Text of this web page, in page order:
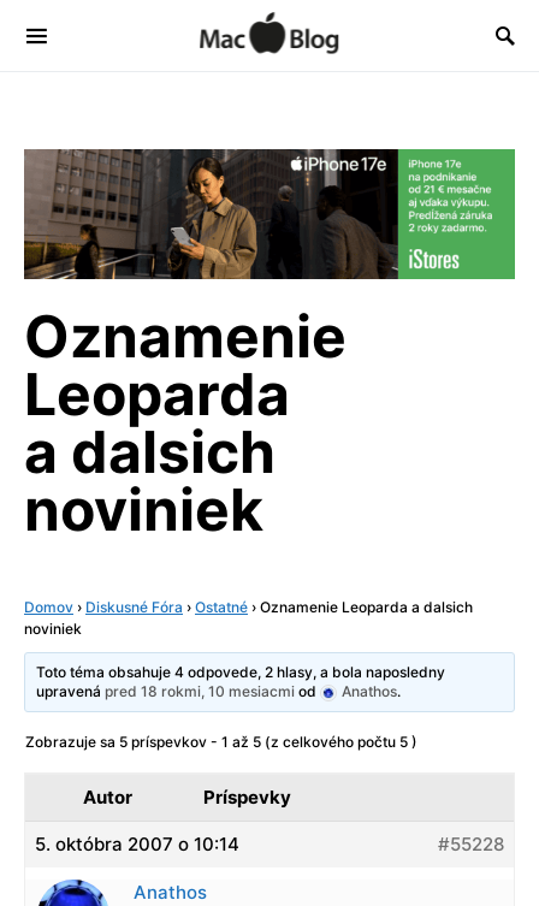
Oznamenie
Leoparda
a dalsich
noviniek
Domov › Diskusné Fóra › Ostatné › Oznamenie Leoparda a dalsich
noviniek
Toto téma obsahuje 4 odpovede, 2 hlasy, a bola naposledny
upravenápred 18 rokmi, 10 mesiacmi od Anathos.
Zobrazuje sa 5 príspevkov - 1 až 5 (z celkového počtu 5 )
Autor Príspevky
5. októbra 2007 o 10:14 #55228
Anathos